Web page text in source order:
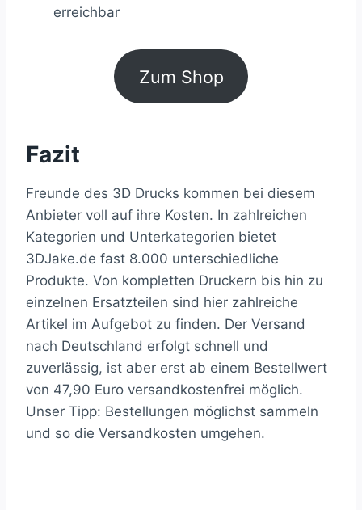
erreichbar
Zum Shop
Fazit
Freunde des 3D Drucks kommen bei diesem
Anbieter voll auf ihre Kosten. In zahlreichen
Kategorien und Unterkategorien bietet
3DJake.de fast 8.000 unterschiedliche
Produkte. Von kompletten Druckern bis hin zu
einzelnen Ersatzteilen sind hier zahlreiche
Artikel im Aufgebot zu finden. Der Versand
nach Deutschland erfolgt schnell und
zuverlässig, ist aber erst ab einem Bestellwert
von 47,90 Euro versandkostenfrei möglich.
Unser Tipp: Bestellungen möglichst sammeln
und so die Versandkosten umgehen.